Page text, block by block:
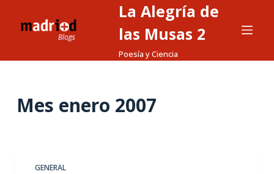
t
La Alegría de
las Musas 2
Poesía y Ciencia
Mes enero 2007
GENERAL